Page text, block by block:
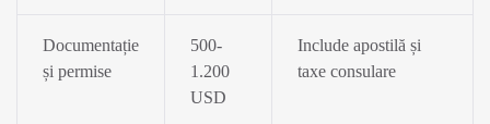
Documentație
și permise
500-
1.200
USD
Include apostilă și
taxe consulare